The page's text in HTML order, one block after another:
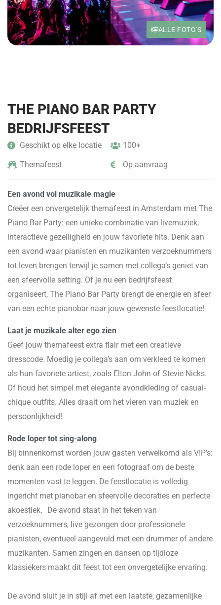
ALLE FOTO'S
THE PIANO BAR PARTY
BEDRIJFSFEEST
Geschikt op elke locatie
Themafeest
100+
Op aanvraag
Een avond vol muzikale magie
Creëer een onvergetelijk themafeest in Amsterdam met The
Piano Bar Party: een unieke combinatie van livemuziek,
interactieve gezelligheid en jouw favoriete hits. Denk aan
een avond waar pianisten en muzikanten verzoeknummers
tot leven brengen terwijl je samen met collega’s geniet van
een sfeervolle setting. Of je nu een bedrijfsfeest
organiseert, The Piano Bar Party brengt de energie en sfeer
van een echte pianobar naar jouw gewenste feestlocatie!
Laat je muzikale alter ego zien
Geef jouw themafeest extra flair met een creatieve
dresscode. Moedig je collega’s aan om verkleed te komen
als hun favoriete artiest, zoals Elton John of Stevie Nicks.
Of houd het simpel met elegante avondkleding of casual-
chique outfits. Alles draait om het vieren van muziek en
persoonlijkheid!
Rode loper tot sing-along
Bij binnenkomst worden jouw gasten verwelkomd als VIP’s:
denk aan een rode loper en een fotograaf om de beste
momenten vast te leggen. De feestlocatie is volledig
ingericht met pianobar en sfeervolle decoraties en perfecte
akoestiek. De avond staat in het teken van
verzoeknummers, live gezongen door professionele
pianisten, eventueel aangevuld met een drummer of andere
muzikanten. Samen zingen en dansen op tijdloze
klassiekers maakt dit feest tot een onvergetelijke ervaring.
De avond sluit je in stijl af met een laatste, gezamenlijke